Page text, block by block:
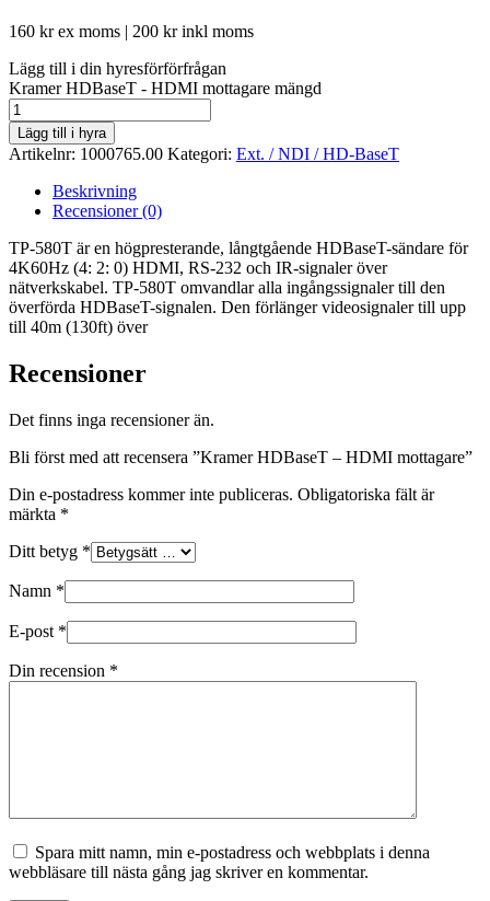
160 krex moms | 200 krinkl moms
Lägg till i din hyresförförfrågan
Kramer HDBaseT - HDMI mottagare mängd
Lägg till i hyra
Artikelnr: 1000765.00 Kategori: Ext. / NDI / HD-BaseT
Beskrivning
Recensioner (0)
TP-580T är en högpresterande, långtgående HDBaseT-sändare för
4K60Hz (4: 2: 0) HDMI, RS-232 och IR-signaler över
nätverkskabel. TP-580T omvandlar alla ingångssignaler till den
överförda HDBaseT-signalen. Den förlänger videosignaler till upp
till 40m (130ft) över
Recensioner
Det finns inga recensioner än.
Bli först med att recensera ”Kramer HDBaseT – HDMI mottagare”
Din e-postadress kommer inte publiceras. Obligatoriska fält är
märkta *
Ditt betyg *
Namn *
E-post *
Din recension *
Spara mitt namn, min e-postadress och webbplats i denna
webbläsare till nästa gång jag skriver en kommentar.